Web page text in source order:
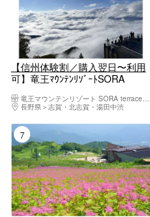
【信州体験割／購入翌日〜利用
可】竜王ﾏｳﾝﾃﾝﾘｿﾞｰﾄSORA
1日 11/8迄
竜王マウンテンリゾート SORA terrace（ソラテラス）
長野県
志賀・北志賀・湯田中渋